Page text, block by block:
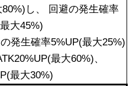
し、 回避の発生確率
大45%)
発生確率5%UP(最大25%)
最大60%)、
最大30%)